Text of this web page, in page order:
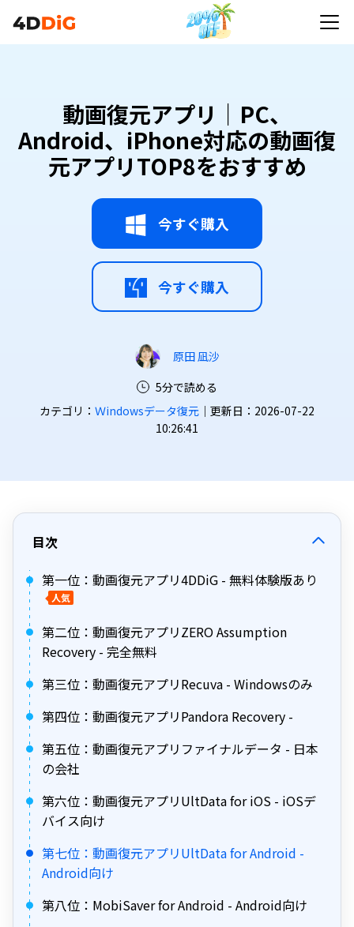
動画復元アプリ｜PC、
Android、iPhone対応の動画復
元アプリTOP8をおすすめ
今すぐ購入
今すぐ購入
原田 凪沙
5分で読める
カテゴリ： Ｗindowsデータ復元 ｜更新日：2026-07-22
10:26:41
目次
第一位：動画復元アプリ4DDiG - 無料体験版あり
人気
第二位：動画復元アプリZERO Assumption
Recovery - 完全無料
第三位：動画復元アプリRecuva - Windowsのみ
第四位：動画復元アプリPandora Recovery -
第五位：動画復元アプリファイナルデータ - 日本
の会社
第六位：動画復元アプリUltData for iOS - iOSデ
バイス向け
第七位：動画復元アプリUltData for Android -
Android向け
第八位：MobiSaver for Android - Android向け